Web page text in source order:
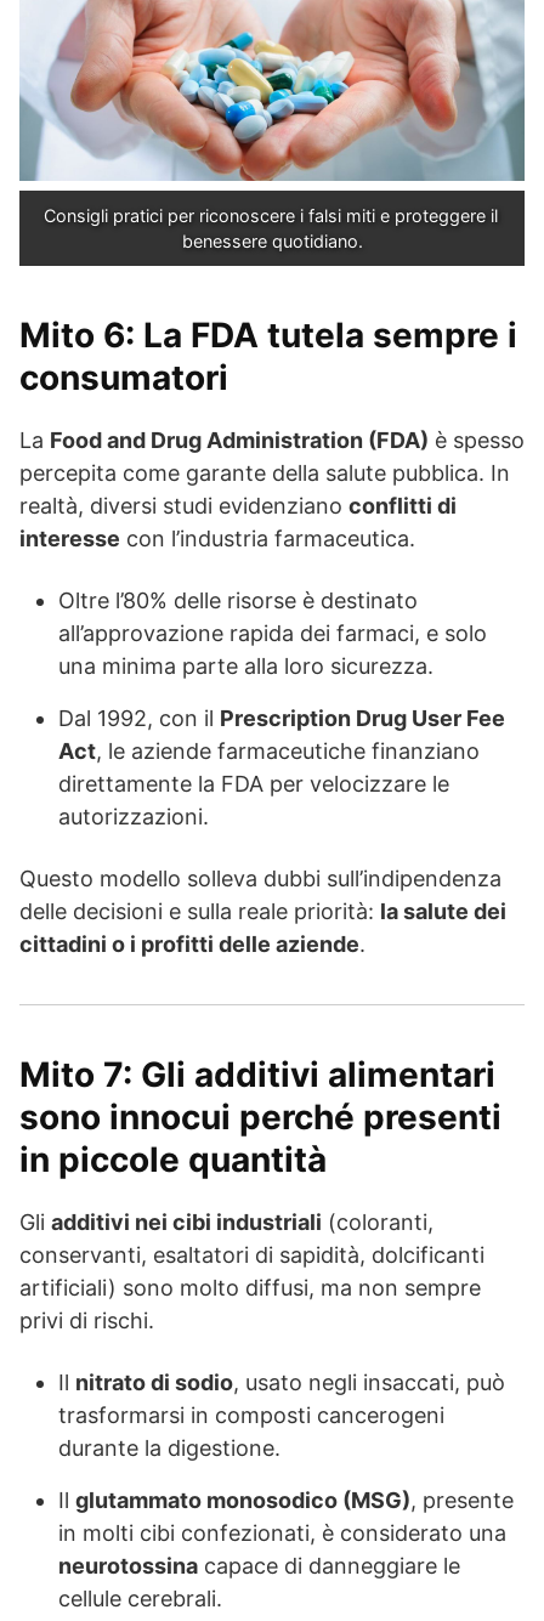
Consigli pratici per riconoscere i falsi miti e proteggere il
benessere quotidiano.
Mito 6: La FDA tutela sempre i
consumatori
La Food and Drug Administration (FDA) è spesso
percepita come garante della salute pubblica. In
realtà, diversi studi evidenziano conflitti di
interesse con l’industria farmaceutica.
Oltre l’80% delle risorse è destinato
all’approvazione rapida dei farmaci, e solo
una minima parte alla loro sicurezza.
Dal 1992, con il Prescription Drug User Fee
Act, le aziende farmaceutiche finanziano
direttamente la FDA per velocizzare le
autorizzazioni.
Questo modello solleva dubbi sull’indipendenza
delle decisioni e sulla reale priorità: la salute dei
cittadini o i profitti delle aziende.
Mito 7: Gli additivi alimentari
sono innocui perché presenti
in piccole quantità
Gli additivi nei cibi industriali (coloranti,
conservanti, esaltatori di sapidità, dolcificanti
artificiali) sono molto diffusi, ma non sempre
privi di rischi.
Il nitrato di sodio, usato negli insaccati, può
trasformarsi in composti cancerogeni
durante la digestione.
Il glutammato monosodico (MSG), presente
in molti cibi confezionati, è considerato una
neurotossina capace di danneggiare le
cellule cerebrali.